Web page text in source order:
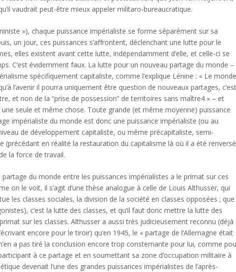
vaudrait peut-être mieux appeler militaro-bureaucratique.
»), chaque puissance impérialiste se forme séparément sur sa
un jour, ces puissances s’affrontent, déclenchant une lutte pour le
elles existent avant cette lutte, indépendamment d’elle, et celle-ci se
C’est évidemment faux. La lutte pour un nouveau partage du monde –
spécifiquement capitaliste, comme l’explique Lénine : « Le
l’avenir il pourra uniquement être question de nouveaux partages,
et non de la “prise de possession” de territoires sans maître4 » – et
seule et même chose. Toute grande (et même moyenne) puissance
impérialiste du monde est donc une puissance impérialiste (ou au
de développement capitaliste, ou même précapitaliste, semi-
(précédant en réalité la restauration du capitalisme là où il a été
la force de travail.
du monde entre les puissances impérialistes a le primat sur ces
on le voit, il s’agit d’une thèse analogue à celle de Louis Althusser, qui
les classes sociales, la division de la société en classes opposées ; que
c’est la lutte des classes, et qu’il faut donc mettre la lutte des
sur les classes. Althusser a aussi très judicieusement reconnu (déjà
encore pour le tiroir) qu’en 1945, le « partage de l’Allemagne était
a pas tiré la conclusion encore trop consternante pour lui, comme
à ce partage et en soumettant sa zone d’occupation militaire à
devenait l’une des grandes puissances impérialistes de l’après-